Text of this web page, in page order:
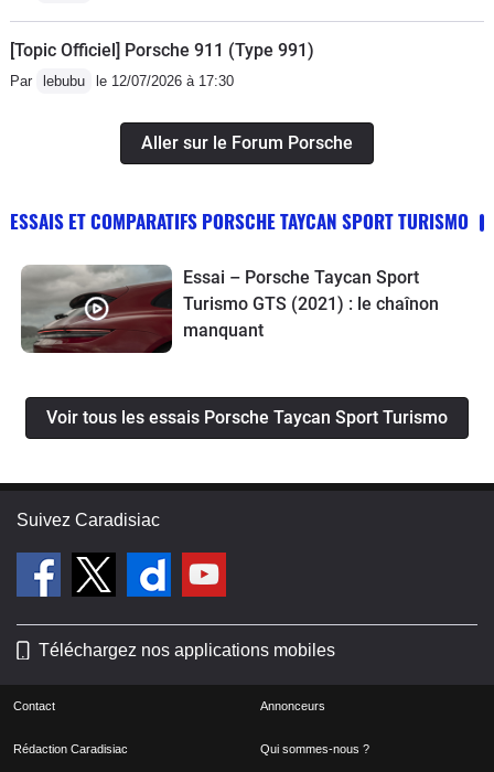
[Topic Officiel] Porsche 911 (Type 991)
Par lebubu le 12/07/2026 à 17:30
Aller sur le Forum Porsche
ESSAIS ET COMPARATIFS PORSCHE TAYCAN SPORT TURISMO
Essai – Porsche Taycan Sport
Turismo GTS (2021) : le chaînon
manquant
Voir tous les essais Porsche Taycan Sport Turismo
Suivez Caradisiac
Téléchargez nos applications mobiles
Contact Annonceurs
Rédaction Caradisiac Qui sommes-nous ?